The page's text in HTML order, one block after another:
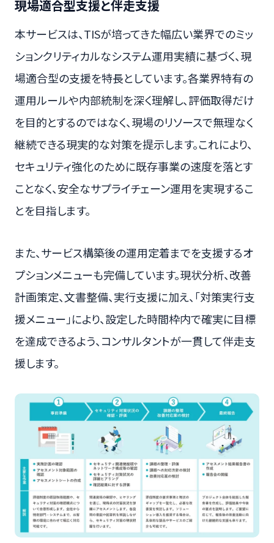
現場適合型支援と伴走支援
本サービスは、TISが培ってきた幅広い業界でのミッ
ションクリティカルなシステム運用実績に基づく、現
場適合型の支援を特長としています。各業界特有の
運用ルールや内部統制を深く理解し、評価取得だけ
を目的とするのではなく、現場のリソースで無理なく
継続できる現実的な対策を提示します。これにより、
セキュリティ強化のために既存事業の速度を落とす
ことなく、安全なサプライチェーン運用を実現するこ
とを目指します。
また、サービス構築後の運用定着までを支援するオ
プションメニューも完備しています。現状分析、改善
計画策定、文書整備、実行支援に加え、「対策実行支
援メニュー」により、設定した時間枠内で確実に目標
を達成できるよう、コンサルタントが一貫して伴走支
援します。